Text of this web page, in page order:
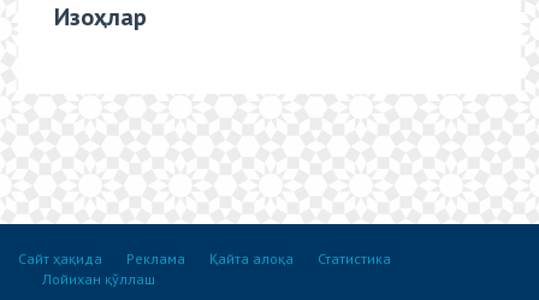
Изоҳлар
Сайт ҳақида Реклама Қайта алоқа
Статистика
Лойихан қўллаш